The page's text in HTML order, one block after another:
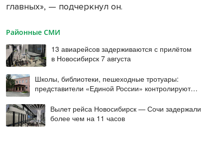
главных», — подчеркнул он.
Районные СМИ
13 авиарейсов задерживаются с прилётом
в Новосибирск 7 августа
Школы, библиотеки, пешеходные тротуары:
представители «Единой России» контролируют
Вылет рейса Новосибирск — Сочи задержали
более чем на 11 часов